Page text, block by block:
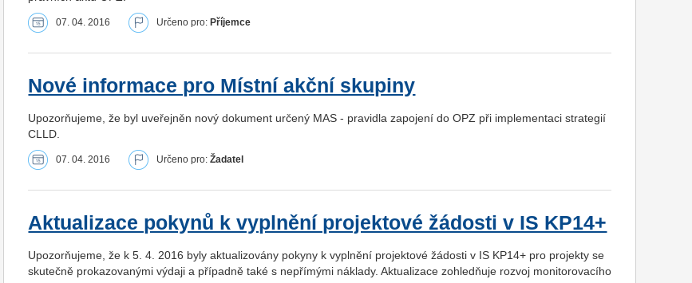
07. 04. 2016 Určeno pro:Příjemce
Nové informace pro Místní akční skupiny
Upozorňujeme, že byl uveřejněn nový dokument určený MAS - pravidla zapojení do OPZ při implementaci strategií
CLLD.
07. 04. 2016 Určeno pro:Žadatel
Aktualizace pokynů k vyplnění projektové žádosti v IS KP14+
Upozorňujeme, že k 5. 4. 2016 byly aktualizovány pokyny k vyplnění projektové žádosti v IS KP14+ pro projekty se
skutečně prokazovanými výdaji a případně také s nepřímými náklady. Aktualizace zohledňuje rozvoj monitorovacího